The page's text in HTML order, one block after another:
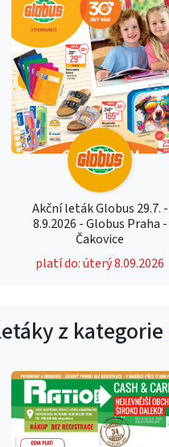
Akční leták Globus 29.7. -
8.9.2026 - Globus Praha -
Čakovice
platí do: úterý 8.09.2026
z kategorie